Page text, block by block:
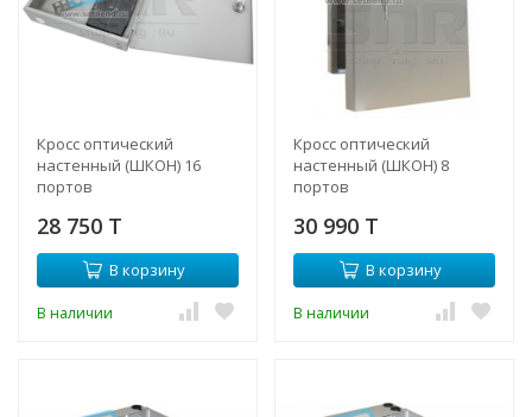
Кросс оптический
настенный (ШКОН) 16
портов
28 750 T
В корзину
В наличии
Кросс оптический
настенный (ШКОН) 8
портов
30 990 T
В корзину
В наличии